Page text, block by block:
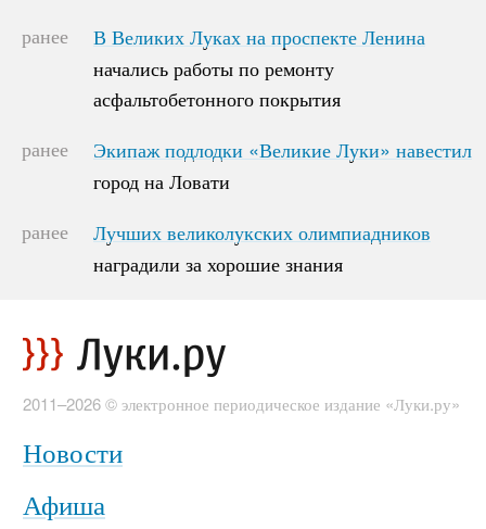
ранее
В Великих Луках на проспекте Ленина
начались работы по ремонту
асфальтобетонного покрытия
В Великих Луках на проспекте Ленина
начались работы по ремонту
асфальтобетонного покрытия
ранее
Экипаж подлодки «Великие Луки» навестил
город на Ловати
Экипаж подлодки «Великие Луки» навестил
город на Ловати
ранее
Лучших великолукских олимпиадников
наградили за хорошие знания
Лучших великолукских олимпиадников
наградили за хорошие знания
2011–2026 © электронное периодическое издание «Луки.ру»
Новости
Афиша